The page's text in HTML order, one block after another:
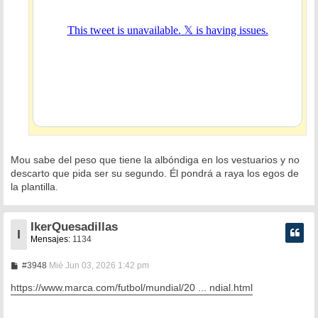
Mou sabe del peso que tiene la albóndiga en los vestuarios y no
descarto que pida ser su segundo. Él pondrá a raya los egos de
la plantilla.
I
IkerQuesadillas
Mensajes: 1134
#3948M
n
s
Mié Jun 03, 2026 1:42 pm
https://www.marca.com/futbol/mundial/20 ... ndial.html